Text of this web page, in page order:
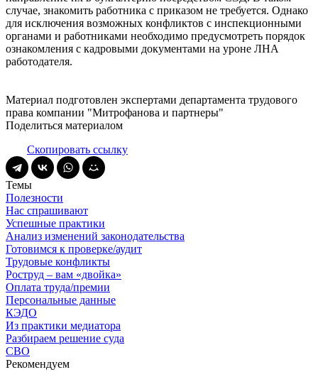
случае, знакомить работника с приказом не требуется. Однако
для исключения возможных конфликтов с инспекционными
органами и работниками необходимо предусмотреть порядок
ознакомления с кадровыми документами на уроне ЛНА
работодателя.
Материал подготовлен экспертами департамента трудового
права компании "Митрофанова и партнеры"
Поделиться материалом
Скопировать ссылку
Темы
Полезности
Нас спрашивают
Успешные практики
Анализ изменений законодательства
Готовимся к проверке/аудит
Трудовые конфликты
Роструд – вам «двойка»
Оплата труда/премии
Персональные данные
КЭДО
Из практики медиатора
Разбираем решение суда
СВО
Рекомендуем